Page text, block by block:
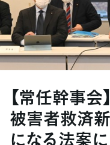
【常任幹事
被害者救済
になる法案